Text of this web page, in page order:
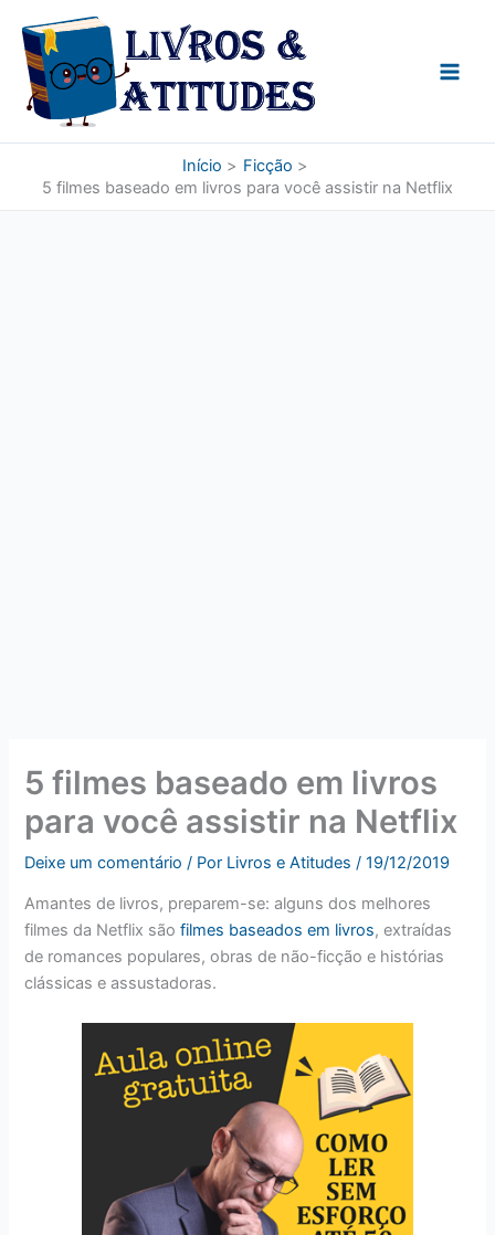
para
conteúdo
Início
Ficção
5 filmes baseado em livros para você assistir na Netflix
5 filmes baseado em livros
para você assistir na Netflix
Deixe um comentário / Por Livros e Atitudes/19/12/2019
Amantes de livros, preparem-se: alguns dos melhores
filmes da Netflix sãofilmes baseados em livros, extraídas
de romances populares, obras de não-ficção e histórias
clássicas e assustadoras.